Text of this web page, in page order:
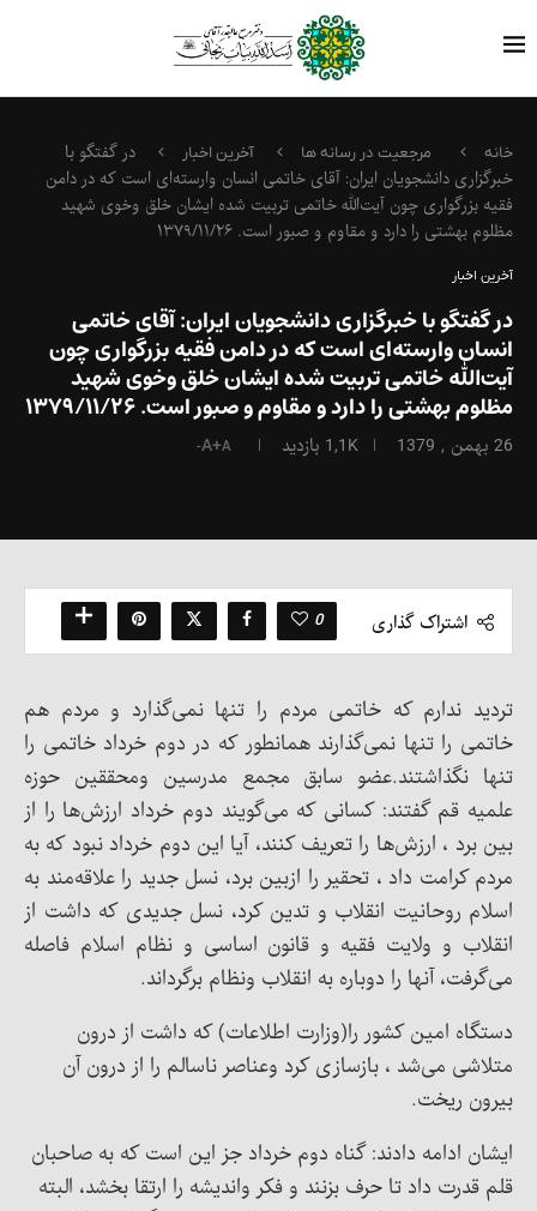
خانه مرجعیت در رسانه ها آخرین اخبار
در گفتگو با
خبرگزاری دانشجویان ایران: آقای خاتمی انسان وارسته‌ای است که در دامن
فقیه بزرگواری چون آیت‌الله خاتمی تربیت شده ایشان خلق وخوی شهید
مظلوم بهشتی را دارد و مقاوم و صبور است. ۱۳۷۹/۱۱/۲۶
آخرین اخبار
در گفتگو با خبرگزاری دانشجویان ایران: آقای خاتمی
انسان وارسته‌ای است که در دامن فقیه بزرگواری چون
آیت‌الله خاتمی تربیت شده ایشان خلق وخوی شهید
مظلوم بهشتی را دارد و مقاوم و صبور است. ۱۳۷۹/۱۱/۲۶
26 بهمن , 1379 1,1K بازدید A+A-
اشتراک گذاری 0
تردید ندارم که خاتمی مردم را تنها نمی‌گذارد و مردم هم
خاتمی را تنها نمی‌گذارند همانطور که در دوم خرداد خاتمی را
تنها نگذاشتند.عضو سابق مجمع مدرسین ومحققین حوزه
‌علمیه قم گفتند: کسانی که می‌گویند دوم خرداد ارزش‌ها را از
بین برد ، ارزش‌ها را تعریف کنند، آیا این دوم خرداد نبود که به
مردم کرامت داد ، تحقیر را ازبین برد، نسل جدید را علاقه‌مند به
اسلام روحانیت انقلاب و تدین کرد، نسل جدیدی که داشت از
انقلاب و ولایت فقیه و قانون اساسی و نظام اسلام فاصله
می‌گرفت، آنها را دوباره به انقلاب ونظام برگرداند.
دستگاه امین کشور را(وزارت اطلاعات) که داشت از درون
متلاشی می‌شد ، بازسازی ‌کرد وعناصر ناسالم را از درون آن
بیرون ریخت.
ایشان ادامه دادند: گناه دوم خرداد جز این است که به صاحبان
قلم قدرت داد تا حرف بزنند و فکر واندیشه را ارتقا بخشد، البته